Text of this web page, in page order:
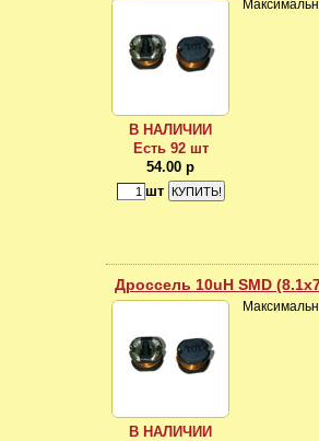
В НАЛИЧИИ
Есть 92 шт
54.00 р
шт
Дроссель 10uH SMD
В НАЛИЧИИ